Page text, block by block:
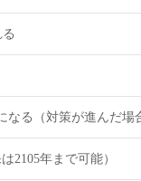
なる（対策が進んだ場
2105年まで可能）